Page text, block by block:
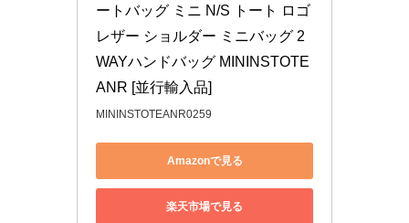
ートバッグ ミニ N/S トート ロゴ
レザー ショルダー ミニバッグ 2
WAYハンドバッグ MININSTOTE
ANR [並行輸入品]
MININSTOTEANR0259
Amazonで見る
楽天市場で見る